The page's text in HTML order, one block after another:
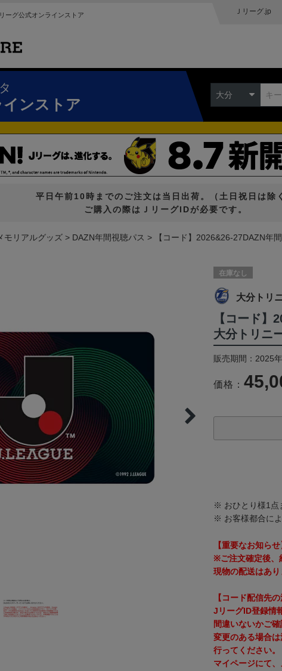
ーグ公式オンラインストア Ｊリーグ.jp
ンストア
大分
平日午前10時までのご注文は当日出荷。（土日祝日は除
ご購入の際はＪリーグIDが必要です。
モリアルグッズ DAZN年間視聴パス 【コード】2026&26-27DAZN年
在庫なし
大分トリ
【コード
大分トリニ
販売期間：2025
価格：
※ おひとり様1点
※ お客様都合に
【重要なお知らせ
※ご注文確定後、
現物の配送はあり
【コード配信先の
JリーグID登録情
間違いないかご確
変更のある場合
行ってください。
マイページにて